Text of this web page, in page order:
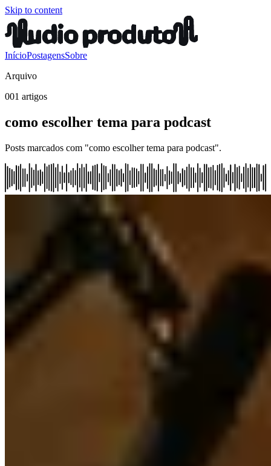
Skip to content
InícioPostagensSobre
Arquivo
001 artigos
como escolher tema para podcast
Posts marcados com "como escolher tema para podcast".